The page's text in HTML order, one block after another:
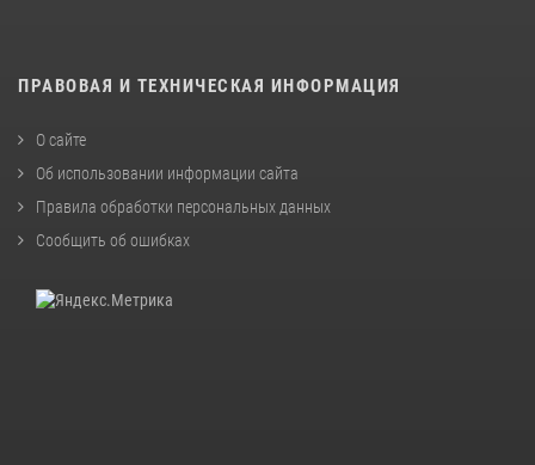
ПРАВОВАЯ И ТЕХНИЧЕСКАЯ ИНФОРМАЦИЯ
О сайте
Об использовании информации сайта
Правила обработки персональных данных
Сообщить об ошибках